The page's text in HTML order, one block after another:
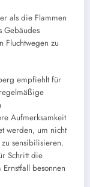
als die Flammen
Gebäudes
Fluchtwegen zu
empfiehlt für
Aufmerksamkeit
werden, um nicht
sensibilisieren.
Schritt die
besonnen